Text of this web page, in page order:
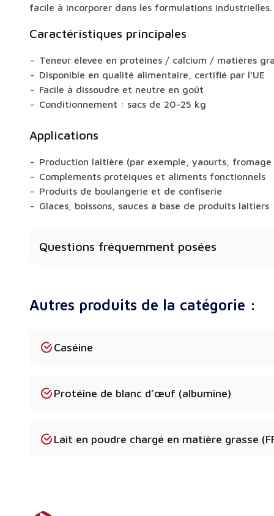
facile à incorporer dans les formulations industrielles.
Caractéristiques principales
Teneur élevée en protéines / calcium / matières
Disponible en qualité alimentaire, certifié par l’UE
Facile à dissoudre et neutre en goût
Conditionnement : sacs de 20-25 kg
Applications
Production laitière (par exemple, yaourts,
Compléments protéiques et aliments fonctionnels
Produits de boulangerie et de confiserie
Glaces, boissons, sauces à base de produits laitiers
Questions fréquemment posées
WPI), de calcium, de matières grasses ou être
La documentation est-elle disponible ?
de fournisseurs de confiance établis dans l'Union
Autres produits de la catégorie :
Caséine
Protéine de blanc d’œuf (albumine)
Lait en poudre chargé en matière grasse